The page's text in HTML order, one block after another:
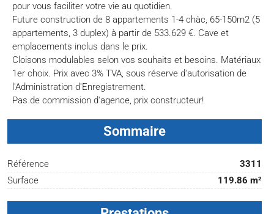
pour vous faciliter votre vie au quotidien.
Future construction de 8 appartements 1-4 chàc, 65-150m2 (5
appartements, 3 duplex) à partir de 533.629 €. Cave et
emplacements inclus dans le prix.
Cloisons modulables selon vos souhaits et besoins. Matériaux
1er choix. Prix avec 3% TVA, sous réserve d'autorisation de
l'Administration d'Enregistrement.
Pas de commission d'agence, prix constructeur!
Sommaire
Référence
3311
Surface
119.86 m²